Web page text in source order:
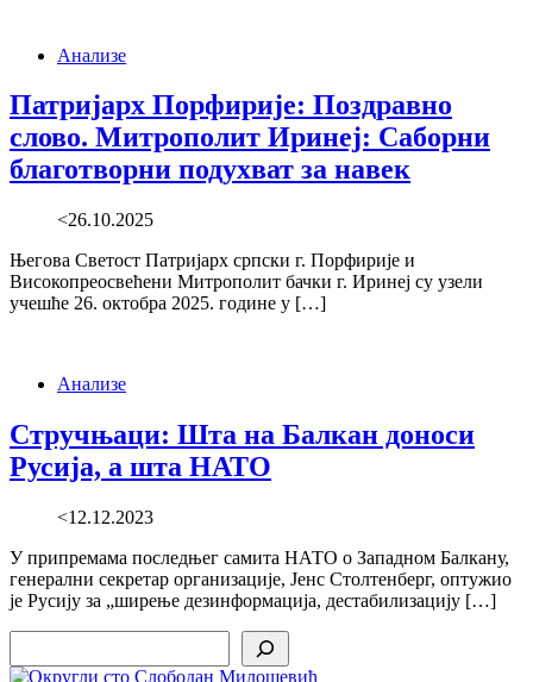
Анализе
Патријарх Порфирије: Поздравно
слово. Митрополит Иринеј: Саборни
благотворни подухват за навек
<26.10.2025
Његова Светост Патријарх српски г. Порфирије и
Високопреосвећени Митрополит бачки г. Иринеј су узели
учешће 26. октобра 2025. године у […]
Анализе
Стручњаци: Шта на Балкан доноси
Русија, а шта НАТО
<12.12.2023
У припремама последњег самита НАТО о Западном Балкану,
генерални секретар организације, Јенс Столтенберг, оптужио
је Русију за „ширење дезинформација, дестабилизацију […]